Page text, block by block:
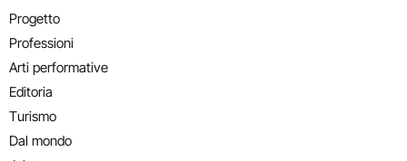
Progetto
Professioni
Arti performative
Editoria
Turismo
Dal mondo